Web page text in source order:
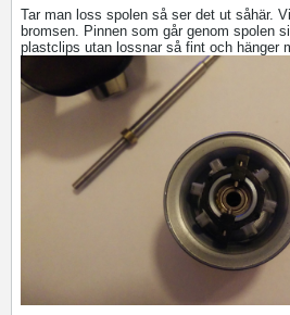
Tar man loss spolen så ser det ut såhär.
bromsen. Pinnen som går genom spolen
plastclips utan lossnar så fint och hänger